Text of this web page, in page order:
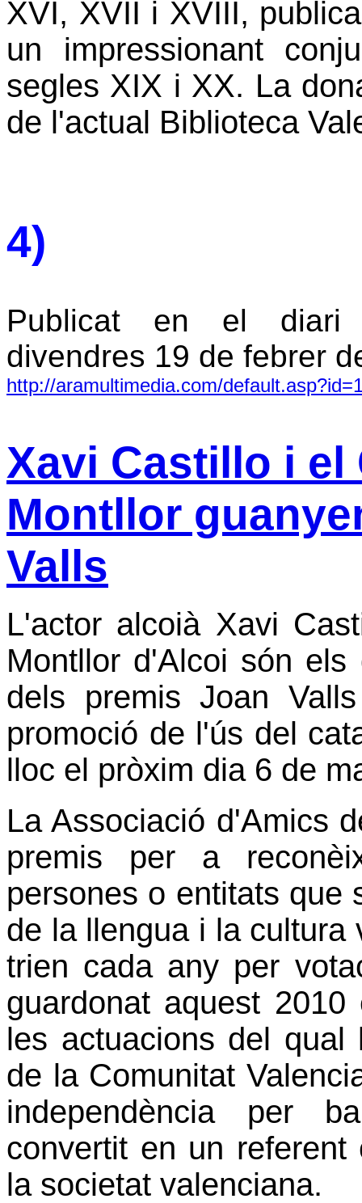
XVI, XVII i XVIII,
un impressionant
segles XIX i XX. La
de l'actual Biblioteca
4)
Publicat en el
divendres 19 de febrer
http://aramultimedia.com/
Xavi Castillo i el
Montllor
Valls
L'actor alcoià Xavi
Montllor d'Alcoi són
dels premis Joan
promoció de l'ús del
lloc el pròxim dia 6 de
La Associació d'Amics
premis per a
persones o entitats que
de la llengua i la cultura
trien cada any per
guardonat aquest
les actuacions del
de la Comunitat
independència per
convertit en un
la societat valenciana.